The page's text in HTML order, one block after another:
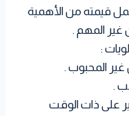
قيمته من الأهمية
غير المهم .
:
المحبوب .
.
على ذات الوقت